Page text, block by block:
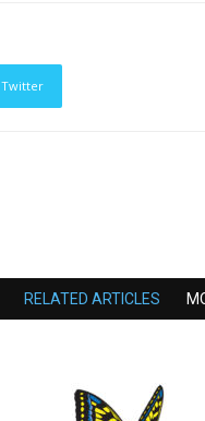
Twitter
RELATED ARTICLES